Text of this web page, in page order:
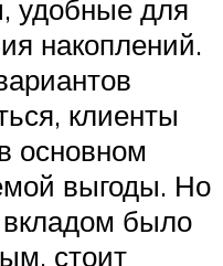
удобные для
накоплений.
клиенты
основном
выгоды. Но
было
стоит